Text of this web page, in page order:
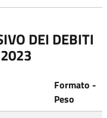
DEI DEBITI
Formato -
Peso